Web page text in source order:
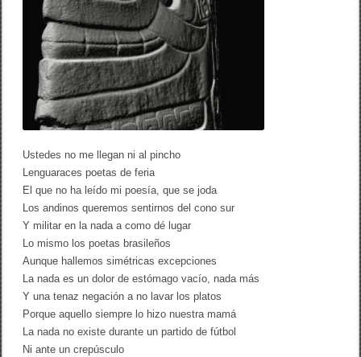
p
r
u
a
n
o
I
I
Ustedes no me llegan ni al pincho
Lenguaraces poetas de feria
El que no ha leído mi poesía, que se joda
Los andinos queremos sentirnos del cono sur
Y militar en la nada a como dé lugar
Lo mismo los poetas brasileños
Aunque hallemos simétricas excepciones
La nada es un dolor de estómago vacío, nada más
Y una tenaz negación a no lavar los platos
Porque aquello siempre lo hizo nuestra mamá
La nada no existe durante un partido de fútbol
Ni ante un crepúsculo